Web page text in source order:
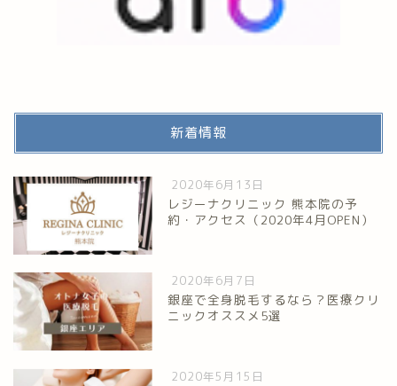
新着情報
2020年6月13日
レジーナクリニック 熊本院の予
約・アクセス（2020年4月OPEN）
2020年6月7日
銀座で全身脱毛するなら？医療クリ
ニックオススメ5選
2020年5月15日